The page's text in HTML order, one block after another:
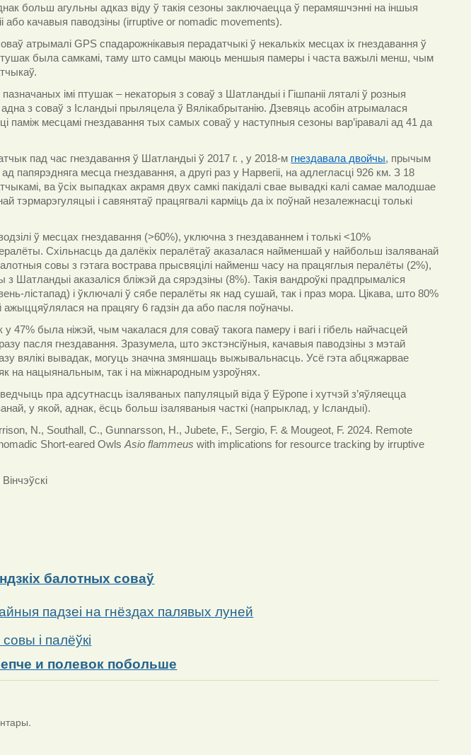
больш агульны адказ віду ў такія сезоны заключаецца ў перамяшчэнні на іншыя
або качавыя паводзіны (irruptive or nomadic movements).
атрымаліGPSспадарожнікавыя перадатчыкі ў некалькіх месцах іх гнездавання ў
птушак была самкамі, таму што самцы маюць меншыя памеры і часта важылі менш, чым
імі птушак – некаторыя з соваў з Шатландыі і Гішпаніі ляталі ў розныя
з соваў з Ісландыі прыляцела ў Вялікабрытанію. Дзевяць асобін атрымалася
паміж месцамі гнездавання тых самых соваў у наступныя сезоны вар’іравалі ад 41 да
пад час гнездавання ў Шатландыі ў 2017 г. , у 2018-м гнездавала двойчы, прычым
папярэдняга месца гнездавання, а другі раз у Нарвегіі, на адлегласці 926 км. З 18
ва ўсіх выпадках акрамя двух самкі пакідалі свае вывадкі калі самае малодшае
тэрмарэгуляцыі і савянятаў працягвалі карміць да іх поўнай незалежнасці толькі
ў месцах гнездавання (>60%), уключна з гнездаваннем і толькі<10%
Схільнасць да далёкіх пералётаў аказалася найменшай у найбольш ізаляванай
совы з гэтага вострава прысвяцілі найменш часу на працяглыя пералёты (2%),
з Шатландыі аказаліся бліжэй да сярэдзіны (8%). Такія вандроўкі прадпрымаліся
лістапад) і ўключалі ў сябе пералёты як над сушай, так і праз мора. Цікава, што 80%
на працягу 6 гадзін да або пасля поўначы.
была ніжэй, чым чакалася для соваў такога памеру і вагі і гібель найчасцей
пасля гнездавання. Зразумела, што экстэнсіўныя, качавыя паводзіны з мэтай
вялікі вывадак, могуць значна змяншаць выжывальнасць. Усё гэта абцяжарвае
на нацыянальным, так і на міжнародным узроўнях.
пра адсутнасць ізаляваных папуляцый віда ў Еўропе і хутчэй з’яўляецца
у якой, аднак, ёсць больш ізаляваныя часткі (напрыклад, у Ісландыі).
N., Southall, C., Gunnarsson, H., Jubete, F., Sergio, F. & Mougeot, F. 2024. Remote
Short-eared OwlsAsio flammeus with implications for resource tracking by irruptive
балотных соваў
падзеі на гнёздах палявых луней
і палёўкі
и полевок побольше